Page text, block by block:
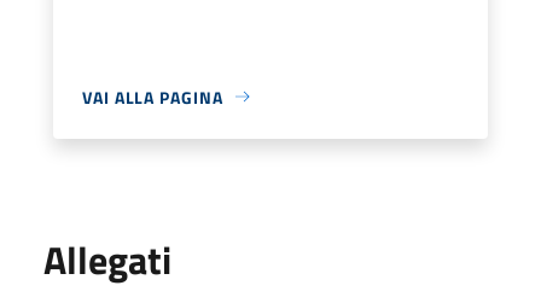
VAI ALLA PAGINA
Allegati